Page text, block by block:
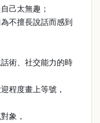
己太無趣；
不擅長說話而感到
術、社交能力的時
程度畫上等號，
象，